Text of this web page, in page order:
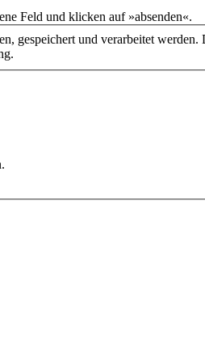
Feld und klicken auf »absenden«.